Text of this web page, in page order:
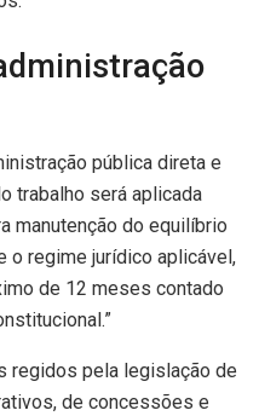
pública direta e
trabalho será aplicada
manutenção do equilíbrio
o regime jurídico aplicável,
de 12 meses contado
regidos pela legislação de
de concessões e